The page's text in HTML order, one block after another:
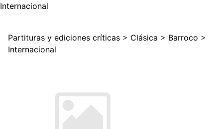
Internacional
Partituras y ediciones críticas > Clásica > Barroco >
Internacional